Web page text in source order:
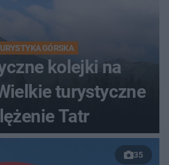
GÓRSKA
kolejki na
turystyczne
Tatr
35